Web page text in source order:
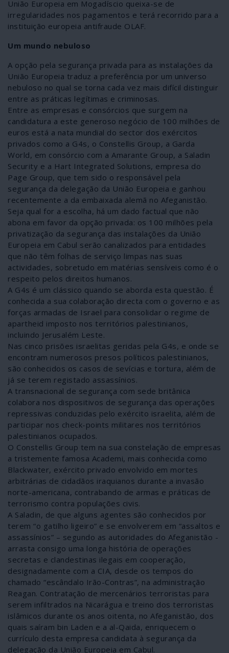
União Europeia em Mogadíscio queixa-se de
irregularidades nos pagamentos e terá recorrido para a
instituição europeia antifraude OLAF.
Um mundo nebuloso
A opção pela segurança privada para as instalações da
União Europeia traduz a preferência por um universo
nebuloso no qual se torna cada vez mais difícil distinguir
entre as práticas legítimas e criminosas.
Entre as empresas e consórcios que surgem na
candidatura a este generoso negócio de 100 milhões de
euros está a nata mundial do sector dos exércitos
privados como a G4s, o Constellis Group, a Garda
World, em consórcio com a Amarante Group, a Saladin
Security e a Hart Integrated Solutions, empresa do
Page Group, que tem sido o responsável pela
segurança da delegação da União Europeia e ganhou
recentemente a da embaixada alemã no Afeganistão.
Seja qual for a escolha, há um dado factual que não
abona em favor da opção privada: os 100 milhões pela
privatização da segurança das instalações da União
Europeia em Cabul serão canalizados para entidades
que não têm folhas de serviço limpas nas suas
actividades, sobretudo em matérias sensíveis como é o
respeito pelos direitos humanos.
A G4s é um clássico quando se aborda esta questão. É
conhecida a sua colaboração directa com o governo e as
forças armadas de Israel para consolidar o regime de
apartheid imposto nos territórios palestinianos,
incluindo Jerusalém Leste.
Nas cinco prisões israelitas geridas pela G4s, e onde se
encontram numerosos presos políticos palestinianos,
são conhecidos os casos de sevícias e tortura, além de
já se terem registado assassínios.
A transnacional de segurança com sede britânica
colabora nos dispositivos de segurança das operações
repressivas conduzidas pelo exército israelita, além de
participar nos check-points militares nos territórios
palestinianos ocupados.
O Constellis Group tem na sua constelação de empresas
a tristemente famosa Academi, mais conhecida como
Blackwater, exército privado envolvido em mortes
arbitrárias de cidadãos iraquianos durante a invasão
norte-americana, contrabando de armas e práticas de
terrorismo contra populações civis.
A Saladin, de que alguns agentes são conhecidos por
terem “o gatilho ligeiro” e se envolverem em “assaltos e
assassínios” – segundo as autoridades do Afeganistão -
arrasta consigo uma longa história de operações
secretas e clandestinas ilegais em cooperação,
designadamente com a CIA, desde os tempos do
chamado “escândalo Irão-Contras”, na administração
Reagan. Contratação de mercenários terroristas para
serem infiltrados na Nicarágua e treino dos terroristas
islâmicos durante os anos oitenta, no Afeganistão, dos
quais saíram bin Laden e a al-Qaida, enriquecem o
currículo desta empresa candidata à segurança da
delegação da União Europeia em Cabul.